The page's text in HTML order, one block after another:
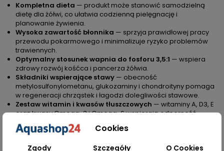
Kompletna dieta — produkt może stanowić samodzielną
dietę dla żółwi, co ułatwia codzienną pielęgnację i
planowanie żywienia.
Wysoka zawartość błonnika — sprzyja prawidłowej pracy
przewodu pokarmowego i minimalizuje ryzyko problemów
trawiennych.
Optymalny stosunek wapnia do fosforu 3,5:1 — wspiera
zdrowy rozwój kośćca i pancerza żółwia.
Składniki wspierające stawy — obecność
metylosulfonylometanu, glukozaminy i chondroityny pomaga
w regeneracji chrząstek i łagodzi dolegliwości stawowe.
Zestaw witamin i kwasów tłuszczowych — witaminy A, D3, E
oraz kwasy Omega-3 i Omega-6 wspierają odporność,
wzrok i kondycję ogólną.
Scenariusze użycia — jak Komodo Tortoise
Diet Dandelion ułatwia życie hobbystom
Cookies
Zgody Szczegóły O Cookies